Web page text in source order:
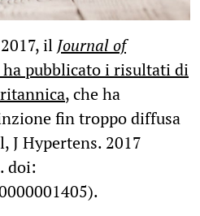
il Journal of
ha pubblicato i risultati di
, che ha
fin troppo diffusa
J Hypertens. 2017
doi: